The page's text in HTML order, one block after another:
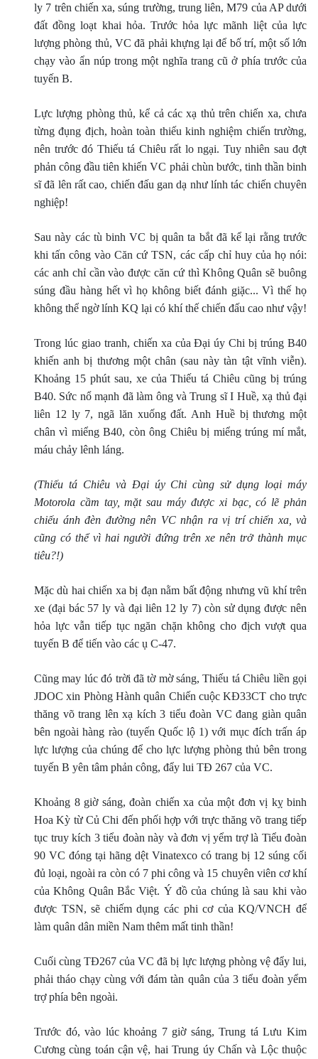
ly 7 trên chiến xa, súng trường, trung liên, M79 của AP dưới
đất đồng loạt khai hỏa. Trước hỏa lực mãnh liệt của lực
lượng phòng thủ, VC đã phải khựng lại để bố trí, một số lớn
chạy vào ẩn núp trong một nghĩa trang cũ ở phía trước của
tuyến B.
Lực lượng phòng thủ, kể cả các xạ thủ trên chiến xa, chưa
từng đụng địch, hoàn toàn thiếu kinh nghiệm chiến trường,
nên trước đó Thiếu tá Chiêu rất lo ngại. Tuy nhiên sau đợt
phản công đầu tiên khiến VC phải chùn bước, tinh thần binh
sĩ đã lên rất cao, chiến đấu gan dạ như lính tác chiến chuyên
nghiệp!
Sau này các tù binh VC bị quân ta bắt đã kể lại rằng trước
khi tấn công vào Căn cứ TSN, các cấp chỉ huy của họ nói:
các anh chỉ cần vào được căn cứ thì Không Quân sẽ buông
súng đầu hàng hết vì họ không biết đánh giặc... Vì thế họ
không thể ngờ lính KQ lại có khí thế chiến đấu cao như vậy!
Trong lúc giao tranh, chiến xa của Ðại úy Chi bị trúng B40
khiến anh bị thương một chân (sau này tàn tật vĩnh viễn).
Khoảng 15 phút sau, xe của Thiếu tá Chiêu cũng bị trúng
B40. Sức nổ mạnh đã làm ông và Trung sĩ I Huề, xạ thủ đại
liên 12 ly 7, ngã lăn xuống đất. Anh Huề bị thương một
chân vì miểng B40, còn ông Chiêu bị miểng trúng mí mắt,
máu chảy lênh láng.
(Thiếu tá Chiêu và Ðại úy Chi cùng sử dụng loại máy
Motorola cầm tay, mặt sau máy được xi bạc, có lẽ phản
chiếu ánh đèn đường nên VC nhận ra vị trí chiến xa, và
cũng có thể vì hai người đứng trên xe nên trở thành mục
tiêu?!)
Mặc dù hai chiến xa bị đạn nằm bất động nhưng vũ khí trên
xe (đại bác 57 ly và đại liên 12 ly 7) còn sử dụng được nên
hỏa lực vẫn tiếp tục ngăn chặn không cho địch vượt qua
tuyến B để tiến vào các ụ C-47.
Cũng may lúc đó trời đã tờ mờ sáng, Thiếu tá Chiêu liền gọi
JDOC xin Phòng Hành quân Chiến cuộc KÐ33CT cho trực
thăng võ trang lên xạ kích 3 tiểu đoàn VC đang giàn quân
bên ngoài hàng rào (tuyến Quốc lộ 1) với mục đích trấn áp
lực lượng của chúng để cho lực lượng phòng thủ bên trong
tuyến B yên tâm phản công, đẩy lui TÐ 267 của VC.
Khoảng 8 giờ sáng, đoàn chiến xa của một đơn vị kỵ binh
Hoa Kỳ từ Củ Chi đến phối hợp với trực thăng võ trang tiếp
tục truy kích 3 tiểu đoàn này và đơn vị yểm trợ là Tiểu đoàn
90 VC đóng tại hãng dệt Vinatexco có trang bị 12 súng cối
đủ loại, ngoài ra còn có 7 phi công và 15 chuyên viên cơ khí
của Không Quân Bắc Việt. Ý đồ của chúng là sau khi vào
được TSN, sẽ chiếm dụng các phi cơ của KQ/VNCH để
làm quân dân miền Nam thêm mất tinh thần!
Cuối cùng TÐ267 của VC đã bị lực lượng phòng vệ đẩy lui,
phải tháo chạy cùng với đám tàn quân của 3 tiểu đoàn yểm
trợ phía bên ngoài.
Trước đó, vào lúc khoảng 7 giờ sáng, Trung tá Lưu Kim
Cương cùng toán cận vệ, hai Trung úy Chấn và Lộc thuộc